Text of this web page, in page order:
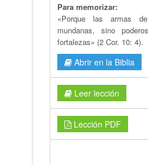
Para memorizar:
«Porque las armas
mundanas, sino
fortalezas» (2 Cor. 10: 4).
Abrir en la Biblia
Leer lección
Lección PDF